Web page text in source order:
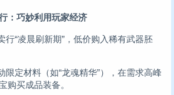
：巧妙利用玩家经济
行“凌晨刷新期”，低价购入稀有武器胚
限定材料（如“龙魂精华”），在需求高峰
购买成品装备。